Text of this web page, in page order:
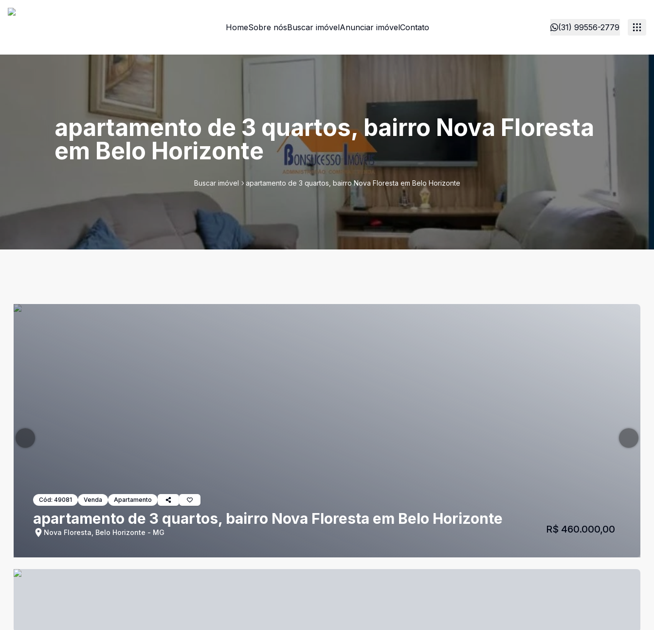
HomeSobre nósBuscar imóvelAnunciar imóvelContato (31) 99556-2779
apartamento de 3 quartos, bairro Nova Floresta
em Belo Horizonte
Buscar imóvel apartamento de 3 quartos, bairro Nova Floresta em Belo Horizonte
Cód: 49081 Venda Apartamento
apartamento de 3 quartos, bairro Nova Floresta em Belo Horizonte
Nova Floresta, Belo Horizonte - MG R$ 460.000,00